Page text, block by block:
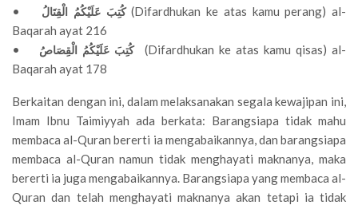
•
كُتِبَ عَلَيْكُمُ الْقِتَالُ(Difardhukan ke atas kamu perang) al-
Baqarah ayat 216
• كُتِبَ عَلَيْكُمُ الْقِصَاصُ(Difardhukan ke atas kamu qisas) al-
Baqarah ayat 178
Berkaitan dengan ini, dalam melaksanakan segala kewajipan ini,
Imam Ibnu Taimiyyah ada berkata: Barangsiapa tidak mahu
membaca al-Quran bererti ia mengabaikannya, dan barangsiapa
membaca al-Quran namun tidak menghayati maknanya, maka
bererti ia juga mengabaikannya. Barangsiapa yang membaca al-
Quran dan telah menghayati maknanya akan tetapi ia tidak